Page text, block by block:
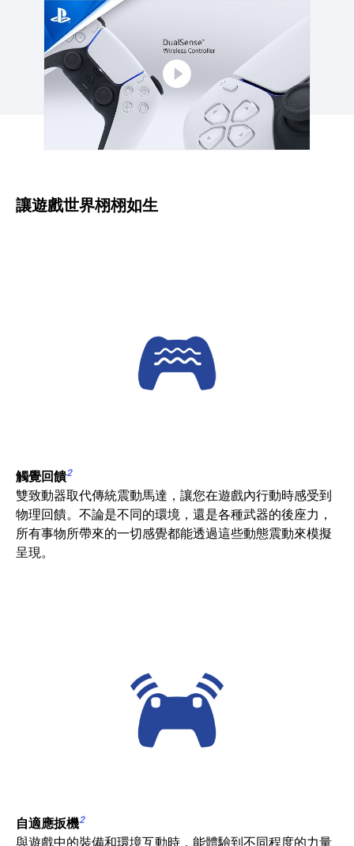
點擊播放：刺激您的感官體驗<sup>&#153;</sup>
讓遊戲世界栩栩如生
觸覺回饋2
雙致動器取代傳統震動馬達，讓您在遊戲內行動時感受到
物理回饋。不論是不同的環境，還是各種武器的後座力，
所有事物所帶來的一切感覺都能透過這些動態震動來模擬
呈現。
自適應扳機2
與遊戲中的裝備和環境互動時，能體驗到不同程度的力量